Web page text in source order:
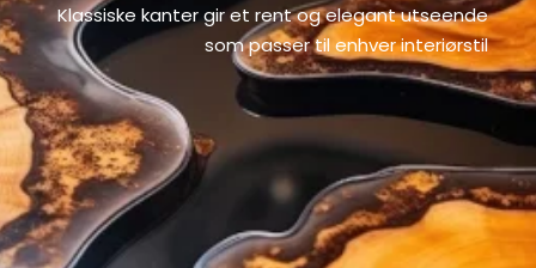
Klassiske kanter gir et rent og elegant utseende
som passer til enhver interiørstil